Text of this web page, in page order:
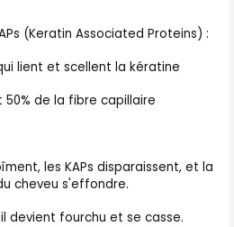
(Keratin Associated Proteins) :
lient et scellent la kératine
de la fibre capillaire
les KAPs disparaissent, et la
cheveu s'effondre.
devient fourchu et se casse.